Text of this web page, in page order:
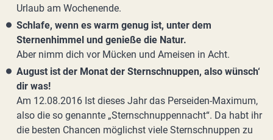
Urlaub am Wochenende.
Schlafe, wenn es warm genug ist, unter dem
Sternenhimmel und genieße die Natur.
Aber nimm dich vor Mücken und Ameisen in Acht.
August ist der Monat der Sternschnuppen, also wünsch‘
dir was!
Am 12.08.2016 Ist dieses Jahr das Perseiden-Maximum,
also die so genannte „Sternschnuppennacht“. Da habt ihr
die besten Chancen möglichst viele Sternschnuppen zu